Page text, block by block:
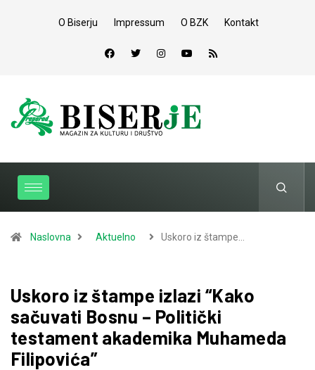
O Biserju Impressum O BZK Kontakt
Naslovna Aktuelno Uskoro iz štampe…
Uskoro iz štampe izlazi “Kako
sačuvati Bosnu – Politički
testament akademika Muhameda
Filipovića”